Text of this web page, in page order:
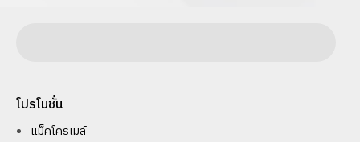
โปรโมชั่น
แม็คโครเมล์